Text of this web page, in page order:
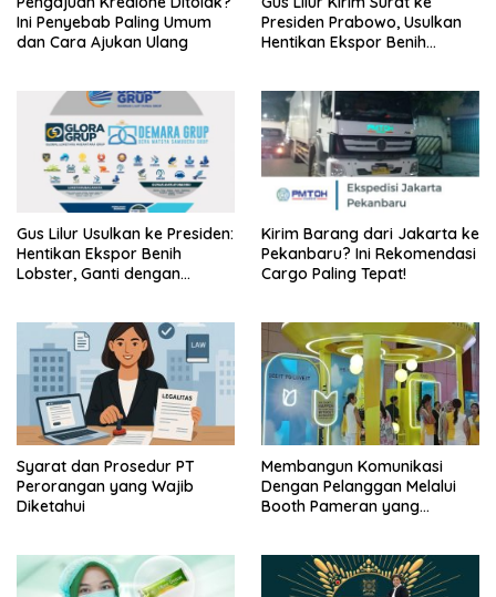
Ini Penyebab Paling Umum
dan Cara Ajukan Ulang
Presiden Prabowo, Usulkan
Hentikan Ekspor Benih
Gus Lilur Usulkan ke Presiden:
Hentikan Ekspor Benih
Lobster, Ganti dengan
Kirim Barang dari Jakarta ke
Pekanbaru? Ini Rekomendasi
Cargo Paling Tepat!
Syarat dan Prosedur PT
Perorangan yang Wajib
Diketahui
Membangun Komunikasi
Dengan Pelanggan Melalui
Booth Pameran yang